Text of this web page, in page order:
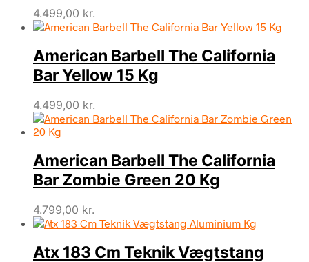
4.499,00 kr.
American Barbell The California
Bar Yellow 15 Kg
4.499,00 kr.
American Barbell The California
Bar Zombie Green 20 Kg
4.799,00 kr.
Atx 183 Cm Teknik Vægtstang